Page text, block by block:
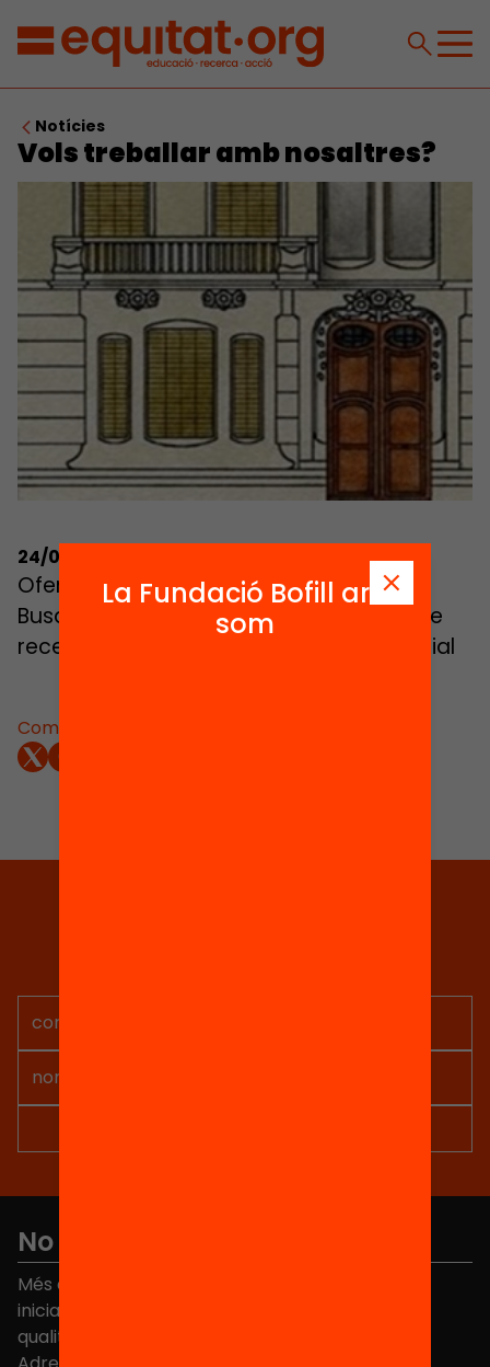
Notícies
Vols treballar amb nosaltres?
Comparteix:
24/03/2015
Oferta tancada
Busquem cap de projectes per l’àrea de
recerca.Gestiona l’oferta @TandemSocial
No et perdis res
Més de 40.000 persones ja han triat Equitat. Rep
iniciatives, propostes i projectes per millorar la
qualitat de l'educació a Catalunya.
La Fundació Bofill ara
som